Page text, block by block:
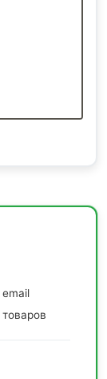
товаров